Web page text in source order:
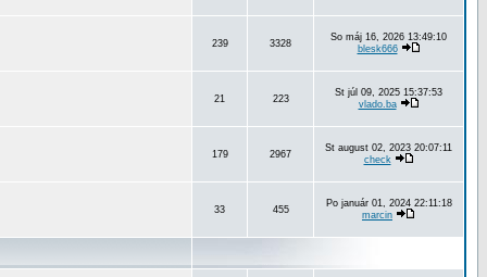
239 3328
So máj 16, 2026 13:49:10
blesk666
21 223
St júl 09, 2025 15:37:53
vlado.ba
179 2967
St august 02, 2023 20:07:11
check
33 455
Po január 01, 2024 22:11:18
marcin